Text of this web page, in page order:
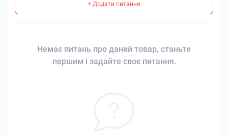
+ Додати питання
Немає питань про даний товар, станьте
першим і задайте своє питання.